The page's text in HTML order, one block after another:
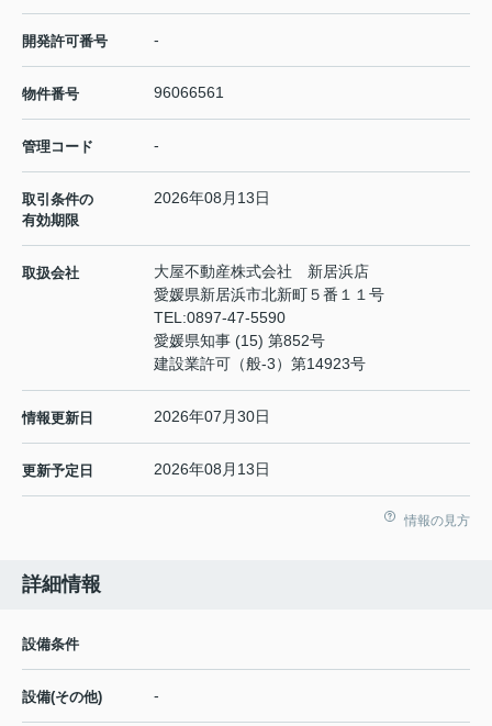
開発許可番号 -
物件番号 96066561
管理コード -
取引条件の
有効期限
2026年08月13日
取扱会社
大屋不動産株式会社 新居浜店
愛媛県新居浜市北新町５番１１号
TEL:0897-47-5590
愛媛県知事 (15) 第852号
建設業許可（般-3）第14923号
情報更新日 2026年07月30日
更新予定日 2026年08月13日
情報の見方
詳細情報
設備条件
設備(その他) -